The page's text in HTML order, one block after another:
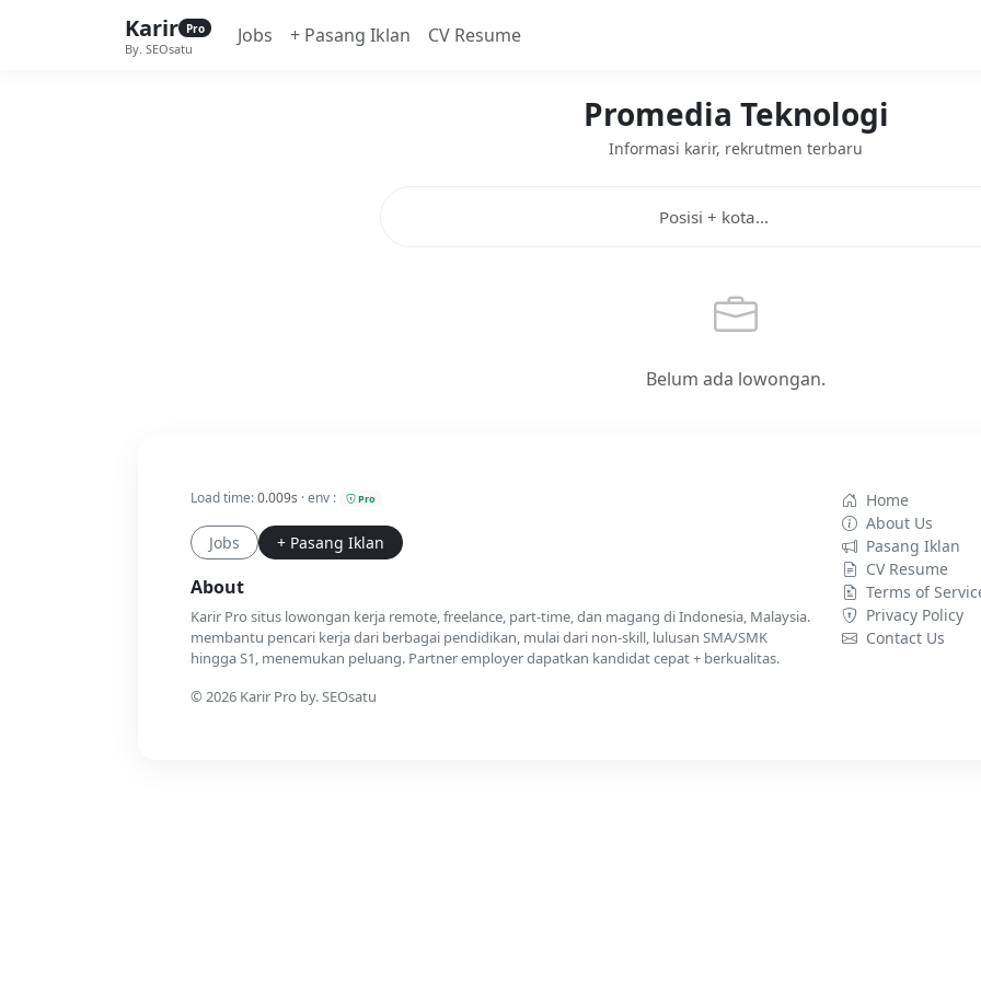
Karir Pro
By. SEOsatu
Jobs + Pasang Iklan CV Resume
Promedia Teknologi
Informasi karir, rekrutmen terbaru
Belum ada lowongan.
Load time:0.009s · env : Pro
Jobs + Pasang Iklan
About
Karir Pro situs lowongan kerja remote, freelance, part-time, dan magang di Indonesia, Malaysia.
membantu pencari kerja dari berbagai pendidikan, mulai dari non-skill, lulusan SMA/SMK
hingga S1, menemukan peluang. Partner employer dapatkan kandidat cepat + berkualitas.
© 2026 Karir Pro by. SEOsatu
Home
About Us
Pasang Iklan
CV Resume
Terms of
Privacy Policy
Contact Us